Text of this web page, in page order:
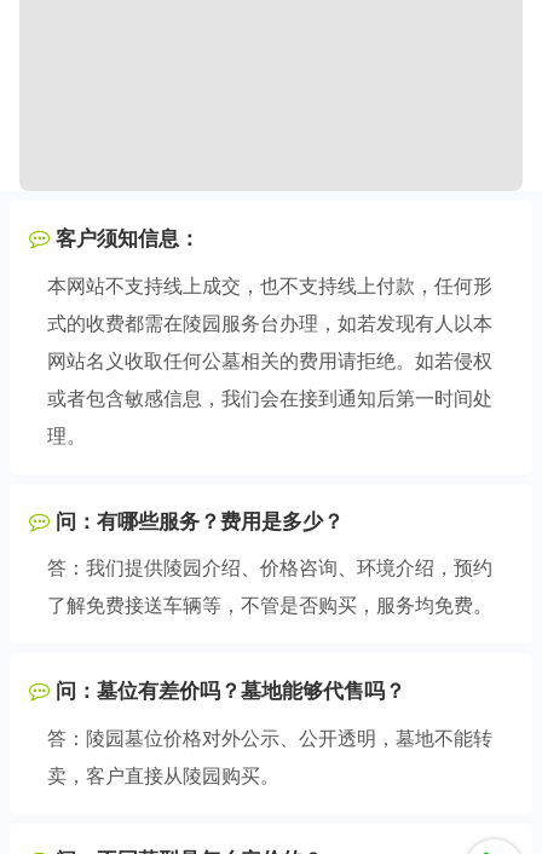
客户须知信息：
本网站不支持线上成交，也不支持线上付款，任何形
式的收费都需在陵园服务台办理，如若发现有人以本
网站名义收取任何公墓相关的费用请拒绝。如若侵权
或者包含敏感信息，我们会在接到通知后第一时间处
理。
问：有哪些服务？费用是多少？
答：我们提供陵园介绍、价格咨询、环境介绍，预约
了解免费接送车辆等，不管是否购买，服务均免费。
问：墓位有差价吗？墓地能够代售吗？
答：陵园墓位价格对外公示、公开透明，墓地不能转
卖，客户直接从陵园购买。